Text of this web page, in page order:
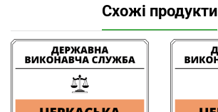
Схожі продукти